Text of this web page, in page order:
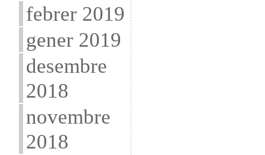
febrer 2019
gener 2019
desembre
2018
novembre
2018